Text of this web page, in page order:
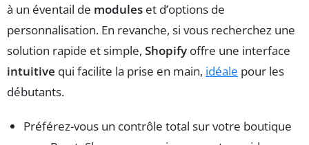
à un éventail de modules et d’options de
personnalisation. En revanche, si vous recherchez une
solution rapide et simple, Shopify offre une interface
intuitive qui facilite la prise en main, idéale pour les
débutants.
Préférez-vous un contrôle total sur votre boutique